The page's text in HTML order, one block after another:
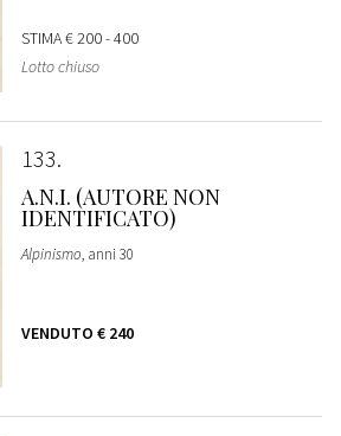
STIMA€ 200 - 400
Lotto chiuso
133
A.N.I. (AUTORE NON
IDENTIFICATO)
Alpinismo, anni 30
VENDUTO € 240